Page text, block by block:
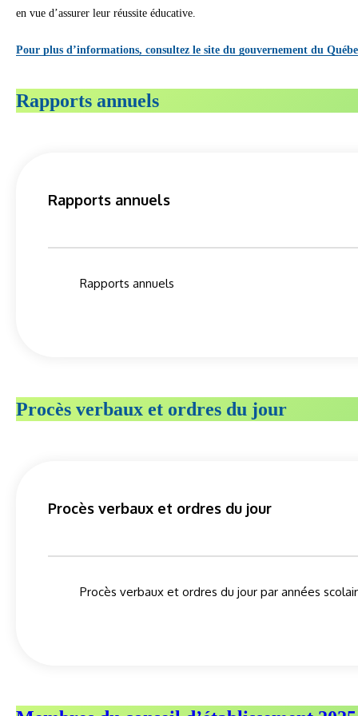
en vue d’assurer leur réussite éducative.
Pour plus d’informations, consultez le site du gouvernement du
Rapports annuels
Rapports annuels
Rapports annuels
Procès verbaux et ordres du jour
Procès verbaux et ordres du jour
Procès verbaux et ordres du jour par années